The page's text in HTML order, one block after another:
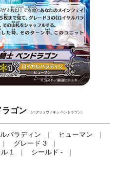
ラゴン （ハクリュウノキシ ペンドラゴン）
パラディン
ヒューマン
グレード 3
1
シールド -